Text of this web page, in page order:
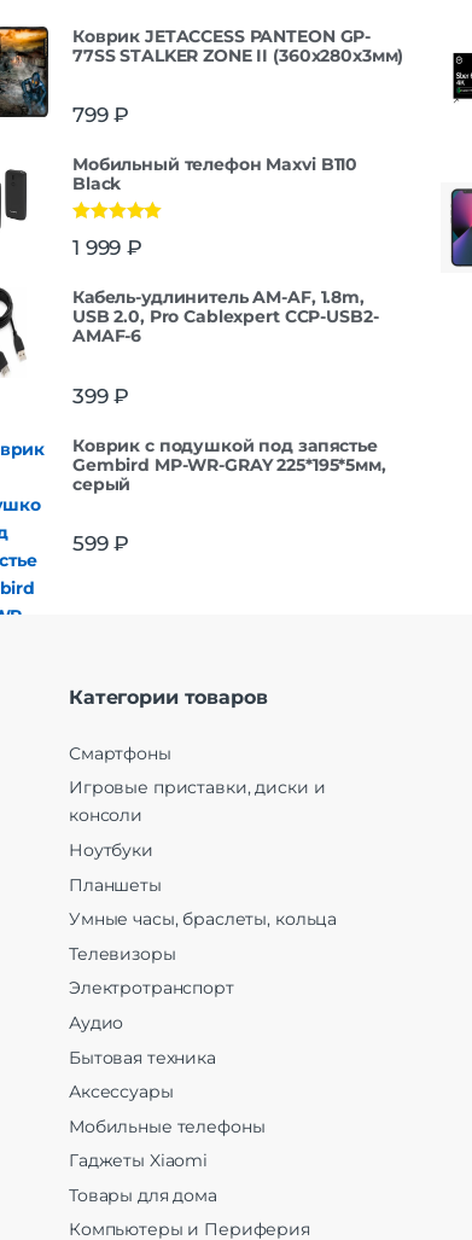
Коврик JETACCESS PANTEON GP-
77SS STALKER ZONE II (360x280x3мм)
799₽
Мобильный телефон Maxvi B110
Black
из 5
1 999 ₽
Кабель-удлинитель AM-AF, 1.8m,
USB 2.0, Pro Cablexpert CCP-USB2-
AMAF-6
399₽
Коврик с подушкой под запястье
Gembird MP-WR-GRAY 225*195*5мм,
серый
599₽
Категории товаров
Смартфоны
Игровые приставки, диски и
консоли
Ноутбуки
Планшеты
Умные часы, браслеты, кольца
Телевизоры
Электротранспорт
Аудио
Бытовая техника
Аксессуары
Мобильные телефоны
Гаджеты Xiaomi
Товары для дома
Компьютеры и Периферия